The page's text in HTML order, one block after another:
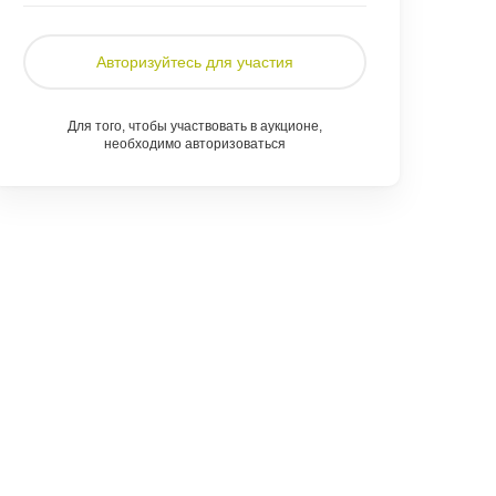
Авторизуйтесь для участия
Для того, чтобы участвовать в аукционе,
необходимо авторизоваться